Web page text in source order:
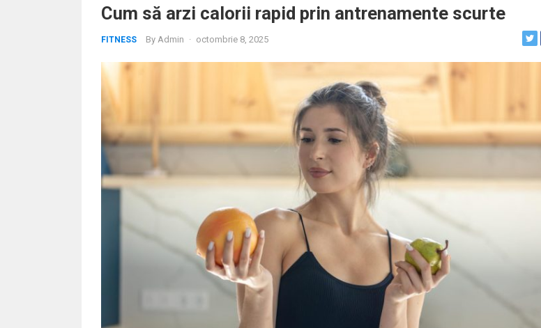
Cum să arzi calorii rapid prin antrenamente scurte
FITNESS By Admin · octombrie 8, 2025